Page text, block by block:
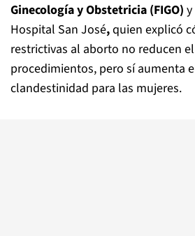
Ginecología y Obstetricia (FIGO)
Hospital San José,quien explicó
restrictivas al aborto no reducen
procedimientos, pero sí aumenta
clandestinidad para las mujeres.